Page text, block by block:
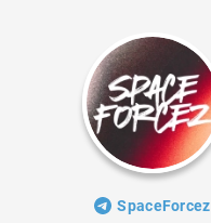
SpaceForcez